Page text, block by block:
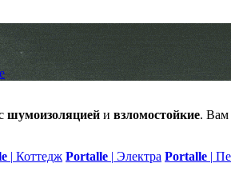
шумоизоляцией и взломостойкие. Вам
| Коттедж Portalle | Электра Portalle |